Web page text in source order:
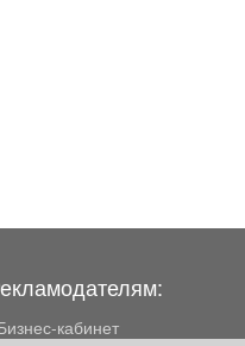
кабинет